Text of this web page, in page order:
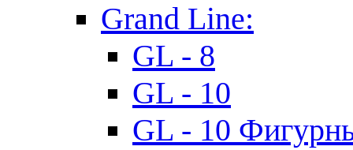
Grand Line:
GL - 8
GL - 10
GL - 10